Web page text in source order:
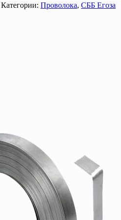
Категории: Проволока, СББ Егоза